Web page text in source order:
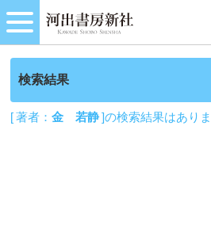
検索結果
[ 著者：金 若静]の検索結果はあり